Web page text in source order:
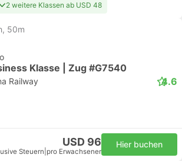
2 weitere Klassen ab USD 48
50m
Klasse | Zug #G7540
Railway 4.6
USD 96
Steuern pro Erwachsener
Hier buchen